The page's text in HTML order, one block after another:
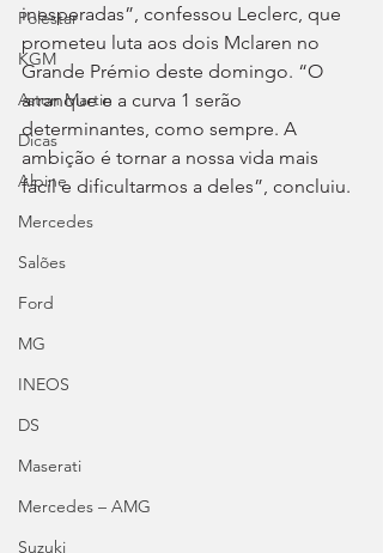
Polestar
KGM
Aston Martin
Dicas
Alpine
Mercedes
Salões
Ford
MG
INEOS
DS
Maserati
Mercedes – AMG
Suzuki
inesperadas”, confessou Leclerc, que
prometeu luta aos dois Mclaren no
Grande Prémio deste domingo. “O
arranque e a curva 1 serão
determinantes, como sempre. A
ambição é tornar a nossa vida mais
fácil e dificultarmos a deles”, concluiu.